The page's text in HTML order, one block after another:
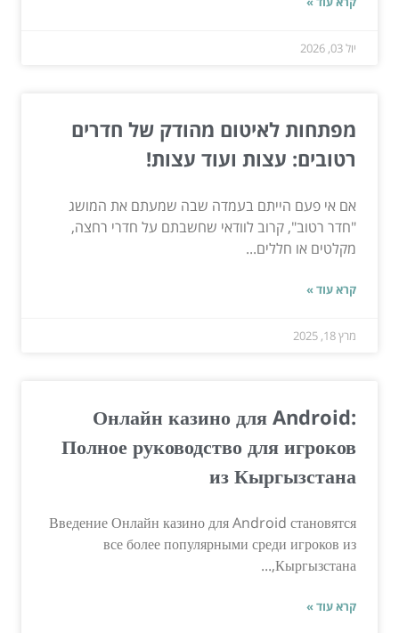
יול 03, 2026
מפתחות לאיטום מהודק של חדרים
רטובים: עצות ועוד עצות!
אם אי פעם הייתם בעמדה שבה שמעתם את המושג
"חדר רטוב", קרוב לוודאי שחשבתם על חדרי רחצה,
מקלטים או חללים...
קרא עוד »
מרץ 18, 2025
Онлайн казино для Android:
Полное руководство для игроков
из Кыргызстана
Введение Онлайн казино для Android становятся
все более популярными среди игроков из
Кыргызстана,...
קרא עוד »